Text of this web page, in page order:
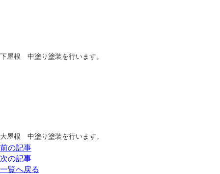
下屋根 中塗り塗装を行います。
大屋根 中塗り塗装を行います。
前の記事
次の記事
一覧へ戻る